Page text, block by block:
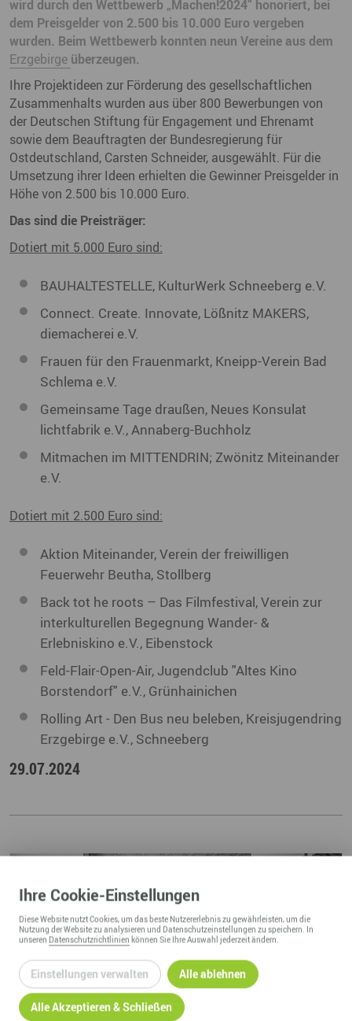
wird durch den Wettbewerb „Machen!2024“ honoriert, bei
dem Preisgelder von 2.500 bis 10.000 Euro vergeben
wurden. Beim Wettbewerb konnten neun Vereine aus dem
Erzgebirge überzeugen.
Ihre Projektideen zur Förderung des gesellschaftlichen
Zusammenhalts wurden aus über 800 Bewerbungen von
der Deutschen Stiftung für Engagement und Ehrenamt
sowie dem Beauftragten der Bundesregierung für
Ostdeutschland, Carsten Schneider, ausgewählt. Für die
Umsetzung ihrer Ideen erhielten die Gewinner Preisgelder in
Höhe von 2.500 bis 10.000 Euro.
Das sind die Preisträger:
Dotiert mit 5.000 Euro sind:
BAUHALTESTELLE, KulturWerk Schneeberg e.V.
Connect. Create. Innovate, Lößnitz MAKERS,
diemacherei e.V.
Frauen für den Frauenmarkt, Kneipp-Verein Bad
Schlema e.V.
Gemeinsame Tage draußen, Neues Konsulat
lichtfabrik e.V., Annaberg-Buchholz
Mitmachen im MITTENDRIN; Zwönitz Miteinander
e.V.
Dotiert mit 2.500 Euro sind:
Aktion Miteinander, Verein der freiwilligen
Feuerwehr Beutha, Stollberg
Back tot he roots – Das Filmfestival, Verein zur
interkulturellen Begegnung Wander- &
Erlebniskino e.V., Eibenstock
Feld-Flair-Open-Air, Jugendclub "Altes Kino
Borstendorf" e.V., Grünhainichen
Rolling Art - Den Bus neu beleben, Kreisjugendring
Erzgebirge e.V., Schneeberg
29.07.2024
Ihre Cookie-Einstellungen
DieseWebsitenutzt Cookies, um das beste Nutzererlebnis zu gewährleisten, um die
Nutzung derWebsitezu analysieren und Datenschutzeinstellungen zu speichern. In
unseren Datenschutzrichtlinien können Sie Ihre Auswahl jederzeit ändern.
Einstellungen verwalten Alle ablehnen
Alle Akzeptieren & Schließen